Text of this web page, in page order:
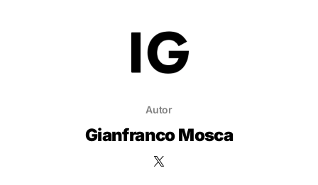
Autor
Gianfranco Mosca